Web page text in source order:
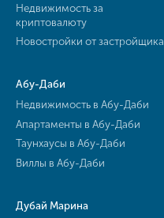
Недвижимость за
криптовалюту
Новостройки от застройщика
Абу-Даби
Недвижимость в Абу-Даби
Апартаменты в Абу-Даби
Таунхаусы в Абу-Даби
Виллы в Абу-Даби
Дубай Марина